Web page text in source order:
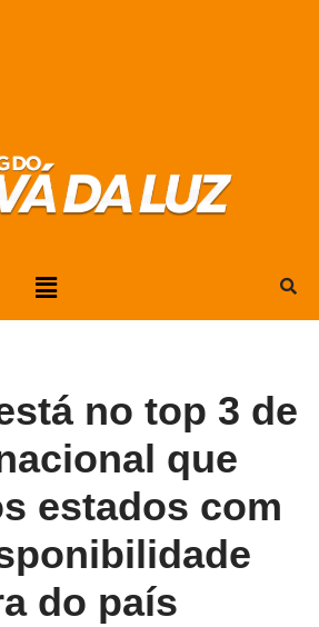
no top 3 de
que
estados com
do país